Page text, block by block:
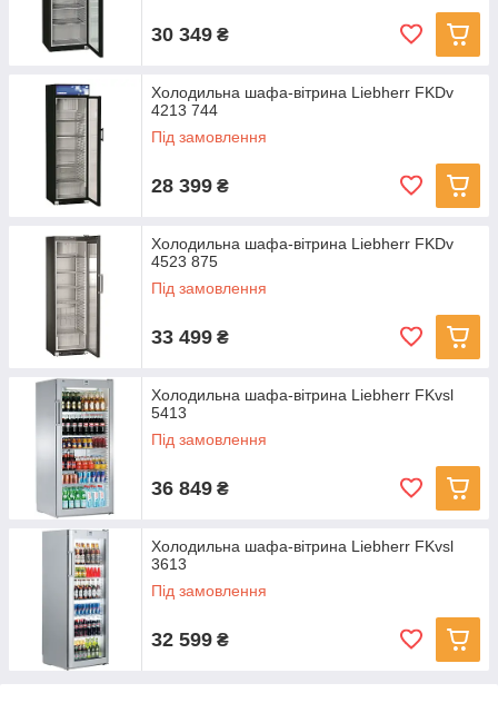
30 349 ₴
Холодильна шафа-вітрина Liebherr FKDv
4213 744
Під замовлення
28 399 ₴
Холодильна шафа-вітрина Liebherr FKDv
4523 875
Під замовлення
33 499 ₴
Холодильна шафа-вітрина Liebherr FKvsl
5413
Під замовлення
36 849 ₴
Холодильна шафа-вітрина Liebherr FKvsl
3613
Під замовлення
32 599 ₴